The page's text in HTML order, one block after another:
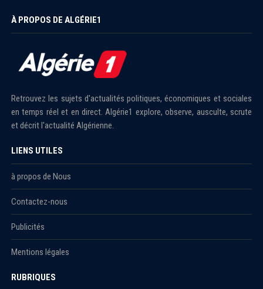
À PROPOS DE ALGÉRIE1
Retrouvez les sujets d'actualités politiques, économiques et sociales
en temps réel et en direct. Algérie1 explore, observe, ausculte, scrute
et décrit l'actualité Algérienne.
LIENS UTILES
à propos de Nous
Contactez-nous
Publicités
Mentions légales
RUBRIQUES